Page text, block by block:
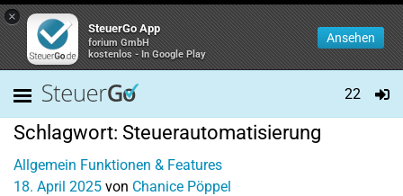
×
SteuerGo App
forium GmbH
kostenlos - In Google Play
Ansehen
22
Schlagwort: Steuerautomatisierung
Allgemein Funktionen & Features
18. April 2025 von Chanice Pöppel